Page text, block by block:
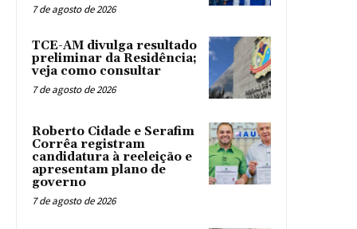
7 de agosto de 2026
TCE-AM divulga resultado
preliminar da Residência;
veja como consultar
7 de agosto de 2026
Roberto Cidade e Serafim
Corrêa registram
candidatura à reeleição e
apresentam plano de
governo
7 de agosto de 2026